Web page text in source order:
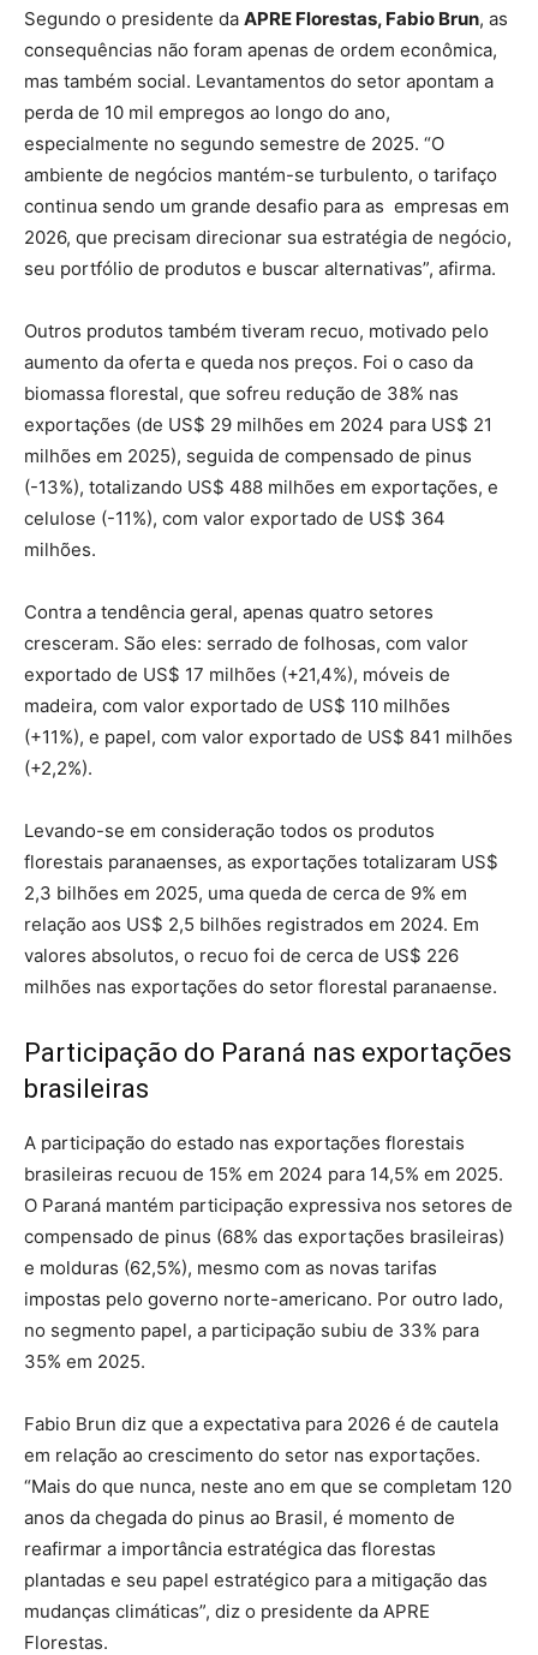
Segundo o presidente da APRE Florestas, Fabio Brun, as
consequências não foram apenas de ordem econômica,
mas também social. Levantamentos do setor apontam a
perda de 10 mil empregos ao longo do ano,
especialmente no segundo semestre de 2025. “O
ambiente de negócios mantém-se turbulento, o tarifaço
continua sendo um grande desafio para as empresas em
2026, que precisam direcionar sua estratégia de negócio,
seu portfólio de produtos e buscar alternativas”, afirma.
Outros produtos também tiveram recuo, motivado pelo
aumento da oferta e queda nos preços. Foi o caso da
biomassa florestal, que sofreu redução de 38% nas
exportações (de US$ 29 milhões em 2024 para US$ 21
milhões em 2025), seguida de compensado de pinus
(-13%), totalizando US$ 488 milhões em exportações, e
celulose (-11%), com valor exportado de US$ 364
milhões.
Contra a tendência geral, apenas quatro setores
cresceram. São eles: serrado de folhosas, com valor
exportado de US$ 17 milhões (+21,4%), móveis de
madeira, com valor exportado de US$ 110 milhões
(+11%), e papel, com valor exportado de US$ 841 milhões
(+2,2%).
Levando-se em consideração todos os produtos
florestais paranaenses, as exportações totalizaram US$
2,3 bilhões em 2025, uma queda de cerca de 9% em
relação aos US$ 2,5 bilhões registrados em 2024. Em
valores absolutos, o recuo foi de cerca de US$ 226
milhões nas exportações do setor florestal paranaense.
Participação do Paraná nas exportações
brasileiras
A participação do estado nas exportações florestais
brasileiras recuou de 15% em 2024 para 14,5% em 2025.
O Paraná mantém participação expressiva nos setores de
compensado de pinus (68% das exportações brasileiras)
e molduras (62,5%), mesmo com as novas tarifas
impostas pelo governo norte-americano. Por outro lado,
no segmento papel, a participação subiu de 33% para
35% em 2025.
Fabio Brun diz que a expectativa para 2026 é de cautela
em relação ao crescimento do setor nas exportações.
“Mais do que nunca, neste ano em que se completam 120
anos da chegada do pinus ao Brasil, é momento de
reafirmar a importância estratégica das florestas
plantadas e seu papel estratégico para a mitigação das
mudanças climáticas”, diz o presidente da APRE
Florestas.